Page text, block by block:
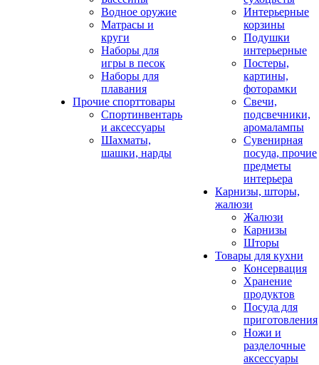
Водное оружие
Матрасы и
круги
Наборы для
игры в песок
Наборы для
плавания
Прочие спорттовары
Спортинвентарь
и аксессуары
Шахматы,
шашки, нарды
Интерьерные
корзины
Подушки
интерьерные
Постеры,
картины,
фоторамки
Свечи,
подсвечники,
аромалампы
Сувенирная
посуда, прочие
предметы
интерьера
Карнизы, шторы,
жалюзи
Жалюзи
Карнизы
Шторы
Товары для кухни
Консервация
Хранение
продуктов
Посуда для
приготовления
Ножи и
разделочные
аксессуары